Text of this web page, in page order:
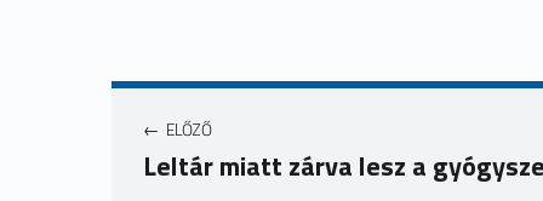
ELŐZŐ
Leltár miatt zárva lesz a